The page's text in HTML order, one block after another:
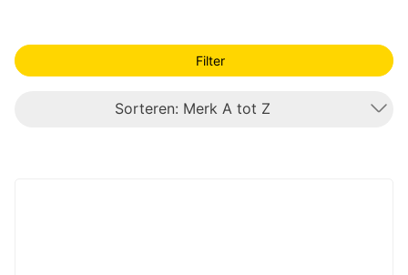
Filter
Sorteren: Merk A tot Z